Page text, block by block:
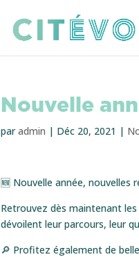
Nouvelle
paradmin | Déc 20, 2021 |
🆕 Nouvelle année, nouvelles
Retrouvez dès maintenant
dévoilent leur parcours, leur
🔎 Profitez également de